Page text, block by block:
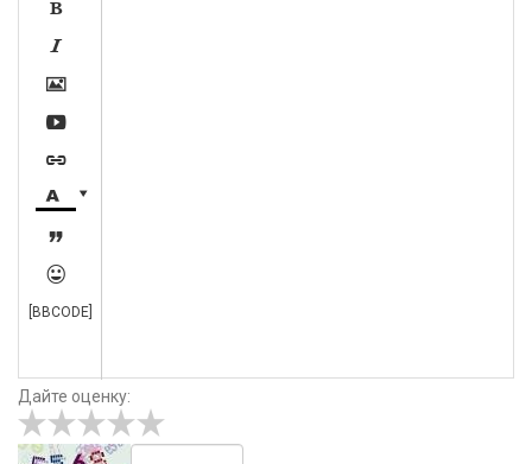









[BBCODE]
Дайте оценку: